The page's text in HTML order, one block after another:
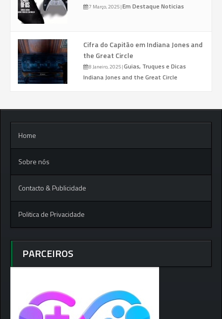
7 Março, 2025|Em Destaque Noticias
Cifra do Capitão em Indiana Jones and
the Great Circle
8 Janeiro, 2025|Guias, Truques e Dicas
Indiana Jones and the Great Circle
Home
Sobre nós
Contacto & Publicidade
Politica de Privacidade
PARCEIROS